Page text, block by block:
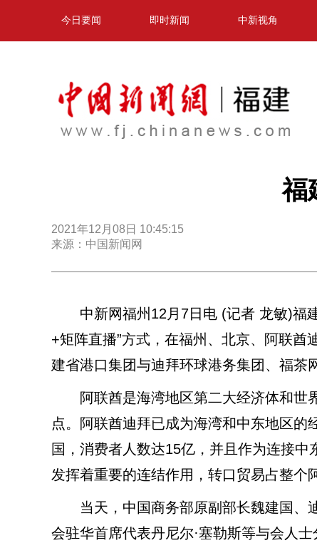
今日要闻 即时新闻 中新视角
福
2021年12月08日 10:45:15
来源：中国新闻网
中新网福州12月7日电 (记者 龙敏)福建
+矩阵直播”方式，在福州、北京、阿联
建省港口集团与迪拜环球港务集团、福茶
阿联酋是海湾地区第二大经济体和世界
点。阿联酋迪拜已成为海湾和中东地区
国，消费者人数达15亿，并且作为连接
发挥着重要的连结作用，转口贸易占整个
当天，中国商务部原副部长魏建国、
会驻华首席代表丹尼尔·塞勒斯等与会人